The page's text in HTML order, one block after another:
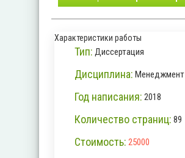
Характеристики работы
Тип: Диссертация
Дисциплина: Менеджмент
Год написания: 2018
Количество страниц: 89
Стоимость: 25000